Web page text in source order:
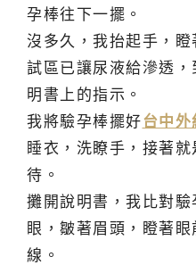
孕棒往下一擺。
沒多久，我抬起手，瞪
試區已讓尿液給滲透
明書上的指示。
我將驗孕棒擺好台中外
睡衣，洗瞭手，接著
待。
攤開說明書，我比對
眼，皺著眉頭，瞪著
線。